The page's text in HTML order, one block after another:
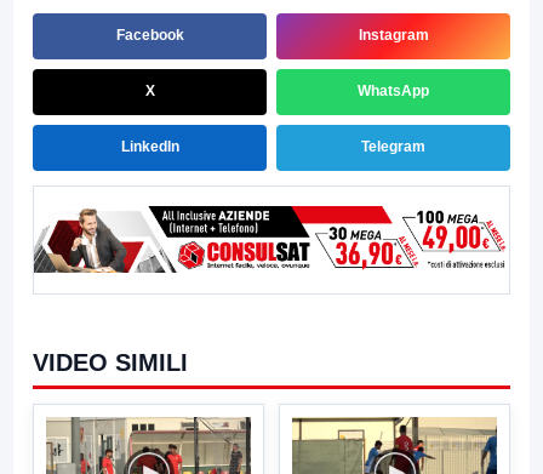
Facebook Instagram
X WhatsApp
LinkedIn Telegram
VIDEO SIMILI